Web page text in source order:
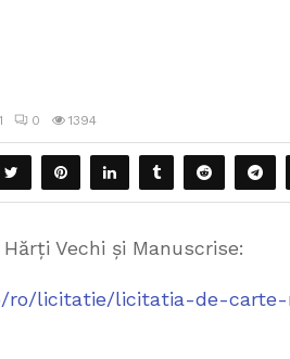
0 1394
Vechi și Manuscrise:
ro/licitatie/licitatia-de-